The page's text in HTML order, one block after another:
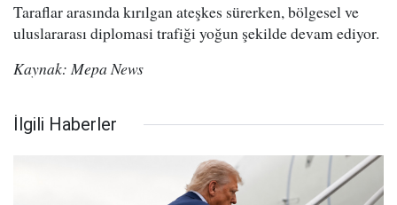
Taraflar arasında kırılgan ateşkes sürerken, bölgesel ve
uluslararası diplomasi trafiği yoğun şekilde devam ediyor.
Kaynak: Mepa News
İlgili Haberler